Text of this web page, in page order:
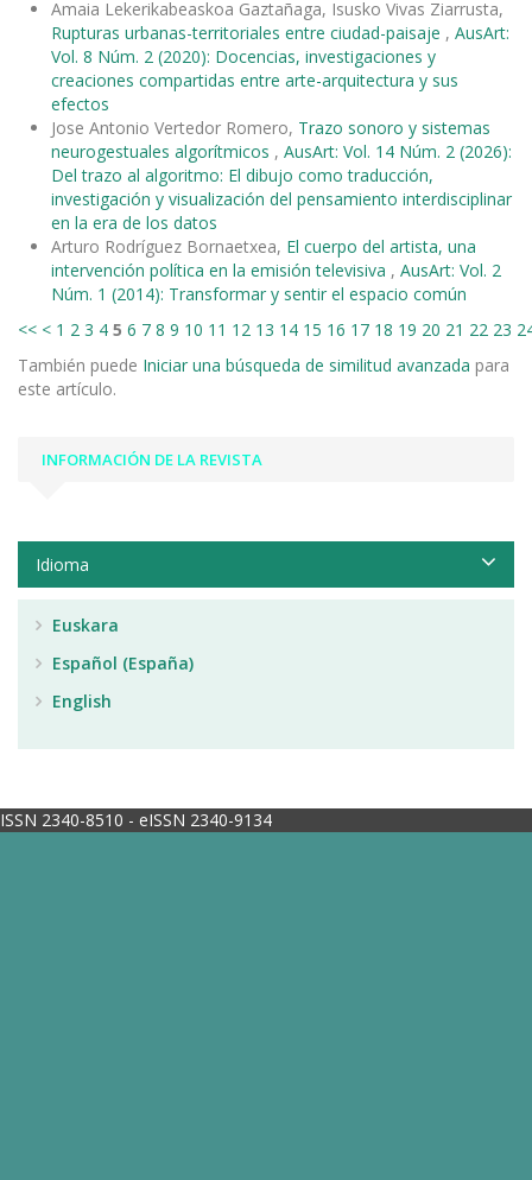
Amaia Lekerikabeaskoa Gaztañaga, Isusko Vivas Ziarrusta,
Rupturas urbanas-territoriales entre ciudad-paisaje , AusArt:
Vol. 8 Núm. 2 (2020): Docencias, investigaciones y
creaciones compartidas entre arte-arquitectura y sus
efectos
Jose Antonio Vertedor Romero, Trazo sonoro y sistemas
neurogestuales algorítmicos , AusArt: Vol. 14 Núm. 2 (2026):
Del trazo al algoritmo: El dibujo como traducción,
investigación y visualización del pensamiento interdisciplinar
en la era de los datos
Arturo Rodríguez Bornaetxea, El cuerpo del artista, una
intervención política en la emisión televisiva , AusArt: Vol. 2
Núm. 1 (2014): Transformar y sentir el espacio común
<< < 1 2 3 4 5 6 7 8 9 10 11 12 13 14 15 16 17 18 19 20 21 22 23
También puede Iniciar una búsqueda de similitud avanzada para
este artículo.
INFORMACIÓN DE LA REVISTA
Idioma
Euskara
Español (España)
English
ISSN 2340-8510 - eISSN 2340-9134